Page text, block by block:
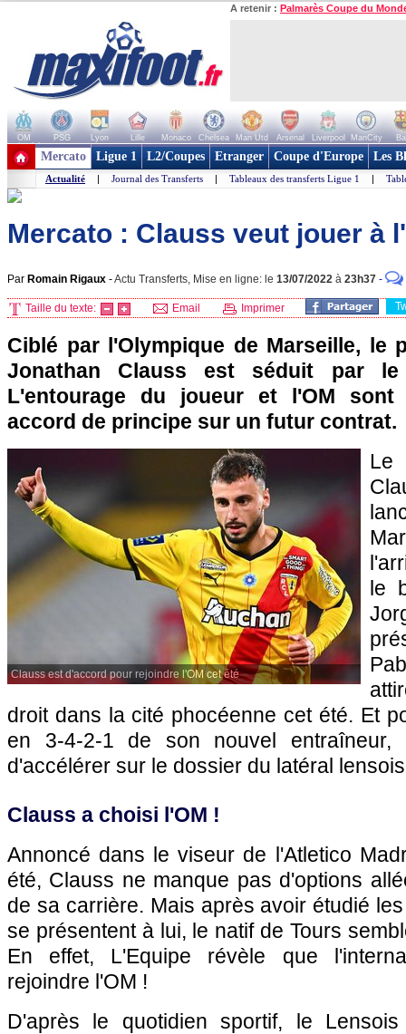
A retenir : Palmarès Coupe du
OM PSG Lyon Lille Monaco Chelsea Man Utd Arsenal Liverpool ManCity
+ de clubs
Mercato Ligue 1 L2/Coupes Etranger Coupe d'Europe Les
Actualité | Journal des Transferts | Tableaux des transferts Ligue 1 |
Mercato : Clauss veut jouer à
Par Romain Rigaux -Actu Transferts, Mise en ligne: le 13/07/2022 à 23h37 -
Taille du texte: Email Imprimer
Ciblé par l'Olympique de Marseille, le
Jonathan Clauss est séduit par le
L'entourage du joueur et l'OM sont
accord de principe sur un futur contrat.
Clauss est d'accord pour rejoindre l'OM cet été
Le
le
droit dans la cité phocéenne cet été. Et
en 3-4-2-1 de son nouvel entraîneur,
d'accélérer sur le dossier du latéral
Clauss a choisi l'OM !
Annoncé dans le viseur de l'Atletico
été, Clauss ne manque pas d'options
de sa carrière. Mais après avoir étudié
se présentent à lui, le natif de Tours
En effet, L'Equipe révèle que
rejoindre l'OM !
D'après le quotidien sportif, le